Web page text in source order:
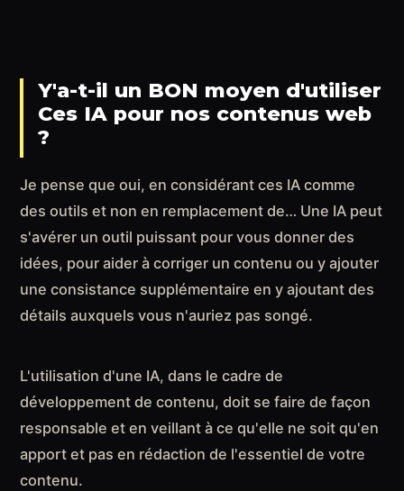
Y'a-t-il un BON moyen d'utiliser
Ces IA pour nos contenus web
?
Je pense que oui, en considérant ces IA comme
des outils et non en remplacement de… Une IA peut
s'avérer un outil puissant pour vous donner des
idées, pour aider à corriger un contenu ou y ajouter
une consistance supplémentaire en y ajoutant des
détails auxquels vous n'auriez pas songé.
L'utilisation d'une IA, dans le cadre de
développement de contenu, doit se faire de façon
responsable et en veillant à ce qu'elle ne soit qu'en
apport et pas en rédaction de l'essentiel de votre
contenu.